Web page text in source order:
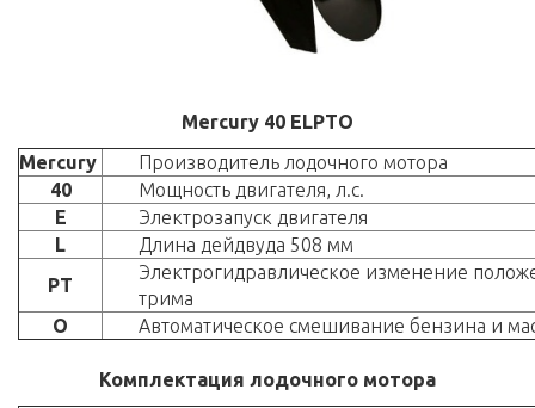
Mercury 40 ELPTO
Mercury
Производитель лодочного мотора
40
Мощность двигателя, л.с.
E
Электрозапуск двигателя
L
Длина дейдвуда 508 мм
PT
Электрогидравлическое изменение
трима
O
Автоматическое смешивание бензина и
Комплектация лодочного мотора